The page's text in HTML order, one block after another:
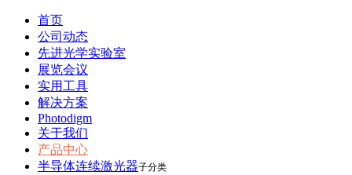
首页
公司动态
先进光学实验室
展览会议
实用工具
解决方案
Photodigm
关于我们
产品中心
半导体连续激光器子分类